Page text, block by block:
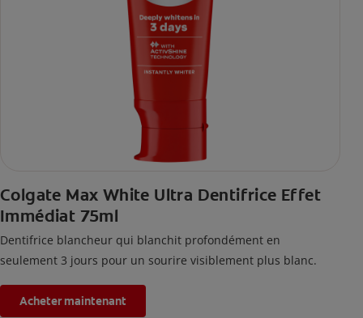
Colgate Max White Ultra Dentifrice Effet
Immédiat 75ml
Dentifrice blancheur qui blanchit profondément en
seulement 3 jours pour un sourire visiblement plus blanc.
Acheter maintenant